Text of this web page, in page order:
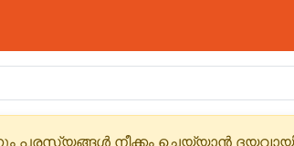
പരസ്യങ്ങൾ നീക്കം ചെയ്യാൻ